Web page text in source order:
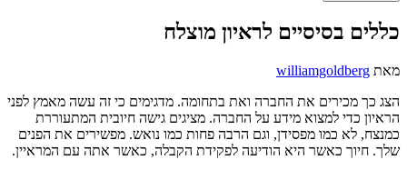
כללים בסיסיים לראיון מוצלח
מאת williamgoldberg
הצג כך מכירים את החברה ואת בתחומה. מדגימים כי זה עשה מאמץ לפני
הראיון כדי למצוא מידע על החברה. מציגים גישה חיובית המתעוררת
כמנצח, לא כמו מפסידן, וגם הרבה פחות כמו נואש. מפשירים את הפנים
שלך. חיוך כאשר היא הודיעה לפקידת הקבלה, כאשר אתה עם המראיין.